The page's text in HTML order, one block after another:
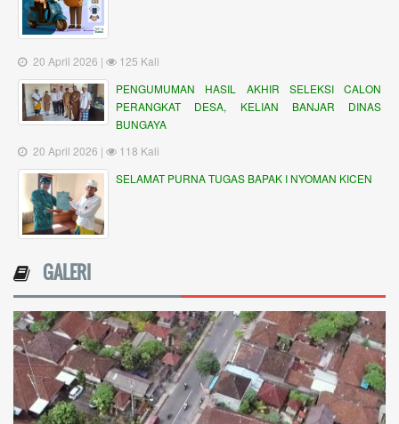
20 April 2026 |
125 Kali
PENGUMUMAN HASIL AKHIR SELEKSI CALON
PERANGKAT DESA, KELIAN BANJAR DINAS
BUNGAYA
20 April 2026 |
118 Kali
SELAMAT PURNA TUGAS BAPAK I NYOMAN KICEN
GALERI